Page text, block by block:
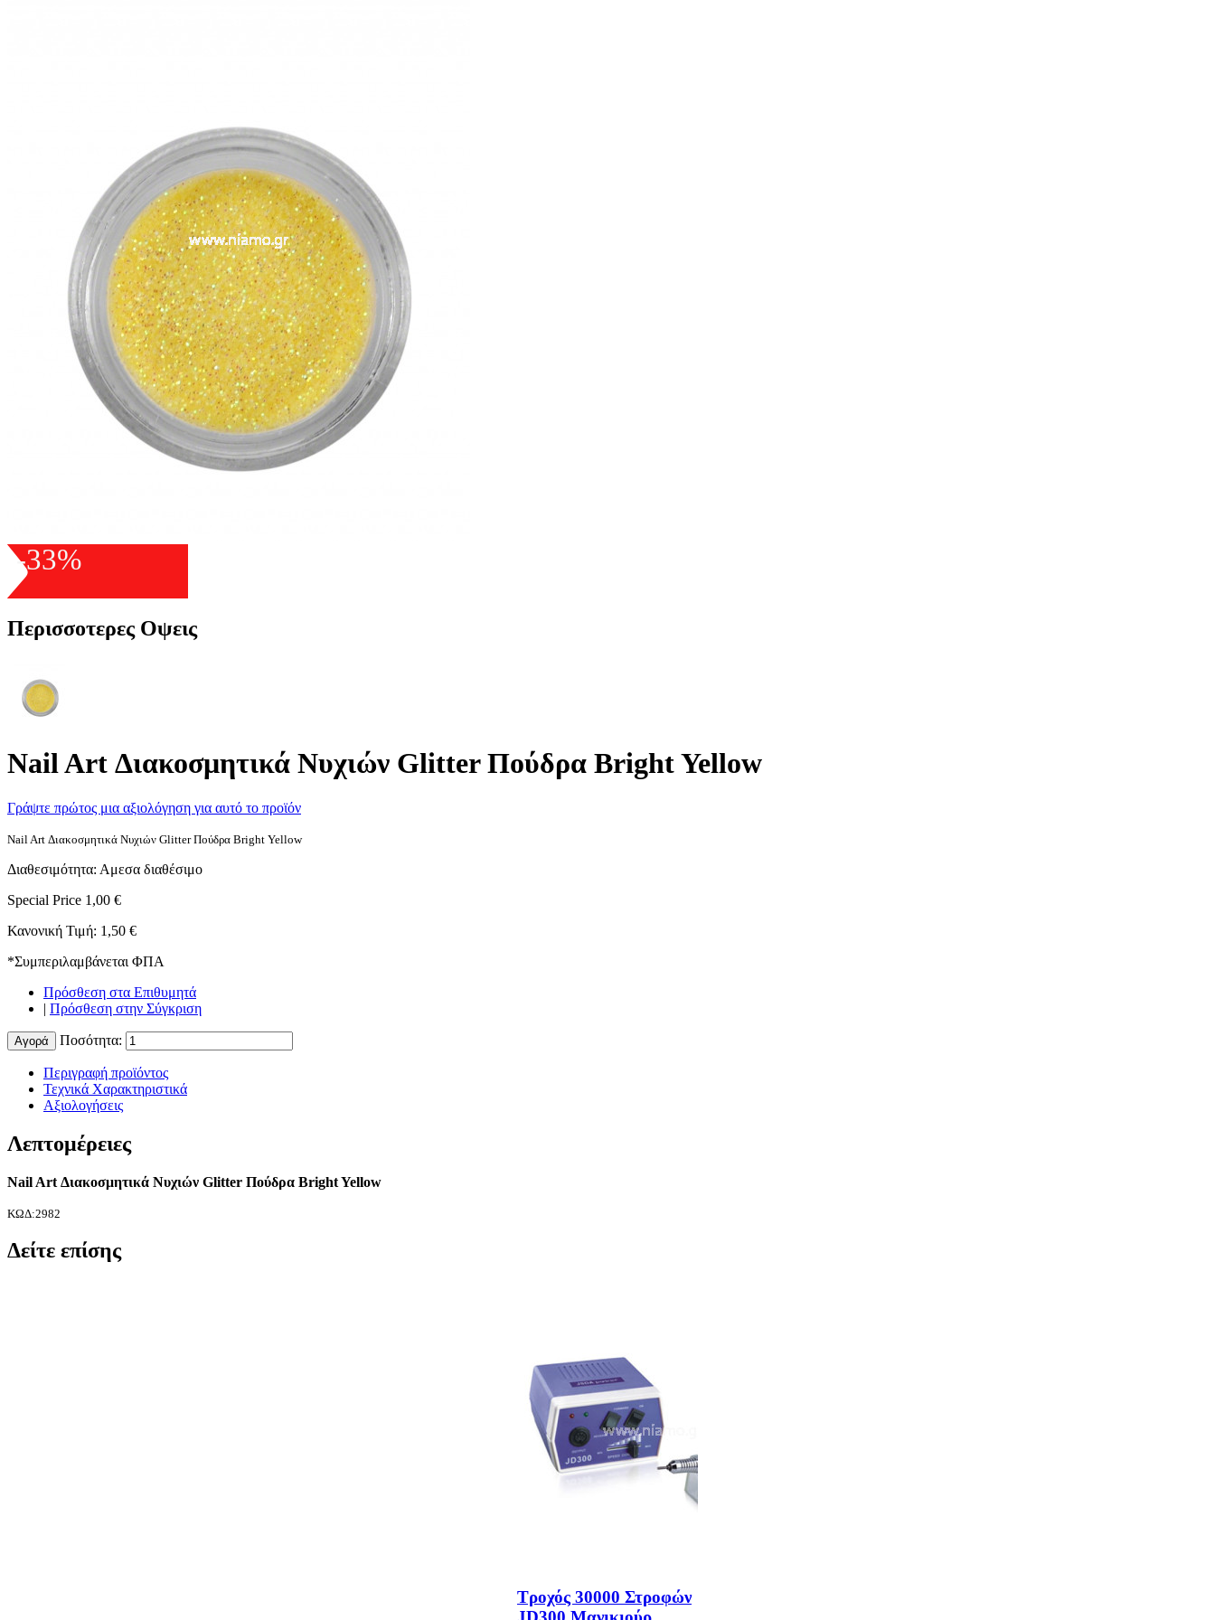
-33%
Περισσοτερες Οψεις
Nail Art Διακοσμητικά Νυχιών Glitter Πούδρα Bright Yellow
Γράψτε πρώτος μια αξιολόγηση για αυτό το προϊόν
Nail Art Διακοσμητικά Νυχιών Glitter Πούδρα Bright Yellow
Διαθεσιμότητα: Αμεσα διαθέσιμο
Special Price 1,00 €
Κανονική Τιμή: 1,50 €
*Συμπεριλαμβάνεται ΦΠΑ
Πρόσθεση στα Επιθυμητά
| Πρόσθεση στην Σύγκριση
Αγορά Ποσότητα:
Περιγραφή προϊόντος
Τεχνικά Χαρακτηριστικά
Αξιολογήσεις
Λεπτομέρειες
Nail Art Διακοσμητικά Νυχιών Glitter Πούδρα Bright Yellow
ΚΩΔ:2982
Δείτε επίσης
Τροχός 30000 Στροφών